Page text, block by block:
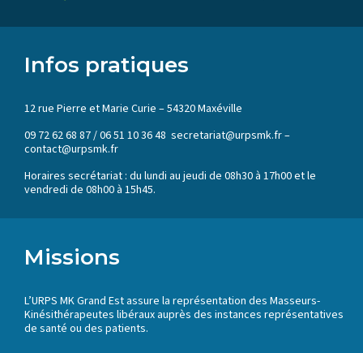
Infos pratiques
12 rue Pierre et Marie Curie – 54320 Maxéville
09 72 62 68 87 / 06 51 10 36 48 secretariat@urpsmk.fr –
contact@urpsmk.fr
Horaires secrétariat : du lundi au jeudi de 08h30 à 17h00 et le
vendredi de 08h00 à 15h45.
Missions
L’URPS MK Grand Est assure la représentation des Masseurs-
Kinésithérapeutes libéraux auprès des instances représentatives
de santé ou des patients.